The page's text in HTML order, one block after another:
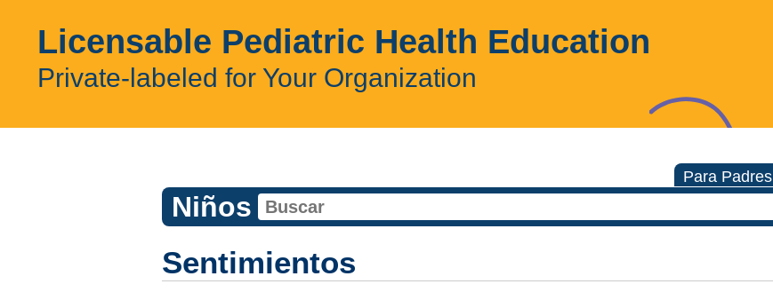
Licensable Pediatric Health Education
Private-labeled for Your Organization
Para Padres
Niños
Sentimientos